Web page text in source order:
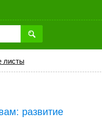
листы
развитие